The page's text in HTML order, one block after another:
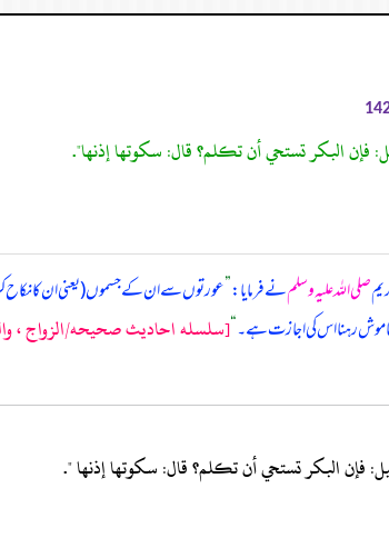
فإن البكر تستحي أن تكلم؟ قال: سكوتها إذنها".
صلی اللہ علیہ وسلمنے فرمایا:”عورتوں سے ان کے جسموں (یعنی ان کا
رہنا اس کی اجازت ہے۔“[سلسله احاديث صحيحه/الزواج ،
فإن البكر تستحي أن تكلم؟ قال: سكوتها إذنها ".